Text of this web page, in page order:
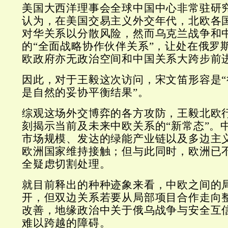
美国大西洋理事会全球中国中心非常驻研
认为，在美国交易主义外交年代，北欧各
对华关系以分散风险，然而乌克兰战争和
的“全面战略协作伙伴关系”，让处在俄罗
欧政府亦无政治空间和中国关系大跨步前
因此，对于王毅这次访问，宋文笛形容是
是自然的妥协平衡结果”。
综观这场外交博弈的各方攻防，王毅北欧
刻揭示当前及未来中欧关系的“新常态”。
市场规模、发达的绿能产业链以及多边主
欧洲国家维持接触；但与此同时，欧洲已
全疑虑切割处理。
就目前释出的种种迹象来看，中欧之间的
开，但双边关系若要从局部项目合作走向
改善，地缘政治中关于俄乌战争与安全互
难以跨越的障碍。